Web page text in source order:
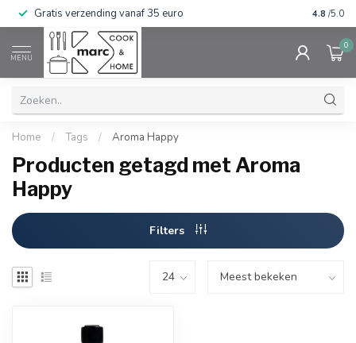
Gratis verzending vanaf 35 euro 4.8 /5.0
MENU
0
Home / Tags / Aroma Happy
Producten getagd met Aroma
Happy
Filters